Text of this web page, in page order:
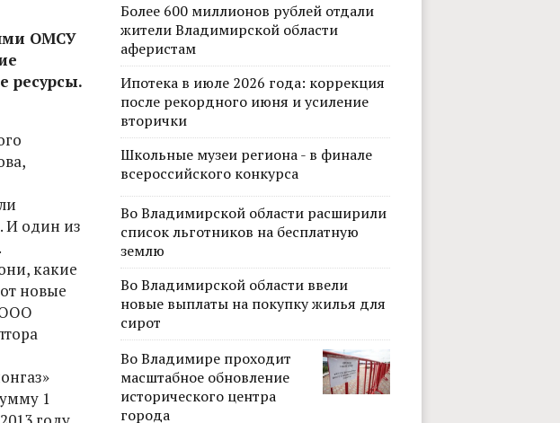
ОМСУ
ресурсы.
И один из
какие
новые
ООО
1
Более 600 миллионов рублей отдали
жители Владимирской области
аферистам
Ипотека в июле 2026 года: коррекция
после рекордного июня и усиление
вторички
Школьные музеи региона - в финале
всероссийского конкурса
Во Владимирской области расширили
список льготников на бесплатную
землю
Во Владимирской области ввели
новые выплаты на покупку жилья для
сирот
Во Владимире проходит
масштабное обновление
исторического центра
города